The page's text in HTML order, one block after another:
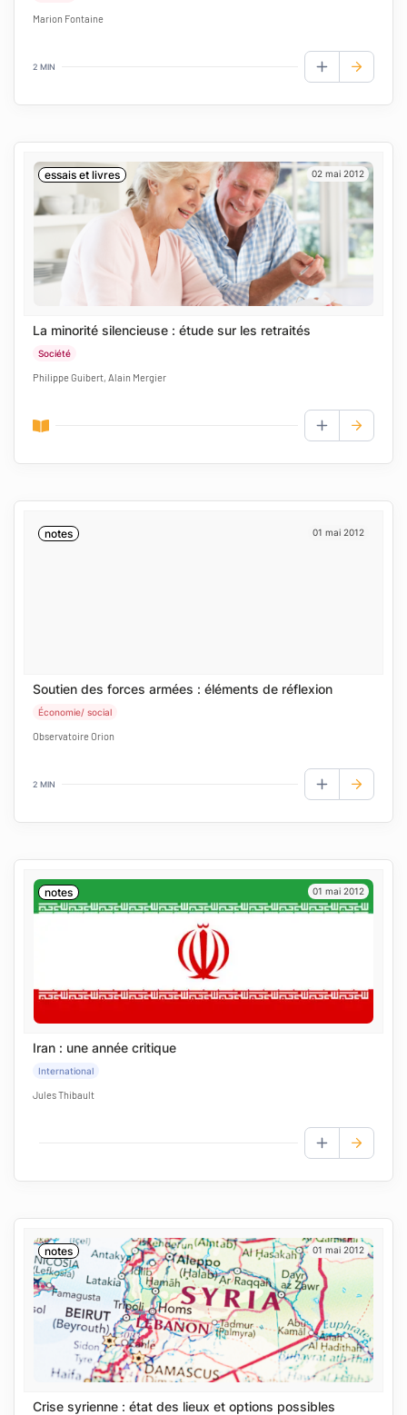
Marion Fontaine
2 MIN
AJOUTER
essais et livres 02 mai 2012
La minorité silencieuse : étude sur les retraités
Société
Philippe Guibert, Alain Mergier
AJOUTER
notes 01 mai 2012
Soutien des forces armées : éléments de réflexion
Économie/ social
Observatoire Orion
2 MIN
AJOUTER
notes 01 mai 2012
Iran : une année critique
International
Jules Thibault
AJOUTER
notes 01 mai 2012
Crise syrienne : état des lieux et options possibles